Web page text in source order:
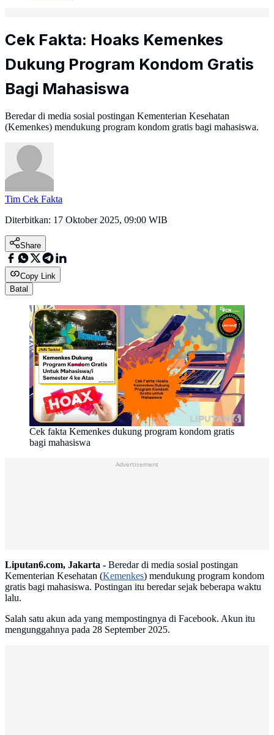
Cek Fakta: Hoaks Kemenkes
Dukung Program Kondom Gratis
Bagi Mahasiswa
Beredar di media sosial postingan Kementerian Kesehatan
(Kemenkes) mendukung program kondom gratis bagi mahasiswa.
Tim Cek Fakta
Diterbitkan: 17 Oktober 2025, 09:00 WIB
Share
Copy Link
Batal
Cek fakta Kemenkes dukung program kondom gratis
bagi mahasiswa
Advertisement
Liputan6.com, Jakarta - Beredar di media sosial postingan
Kementerian Kesehatan (Kemenkes) mendukung program kondom
gratis bagi mahasiswa. Postingan itu beredar sejak beberapa waktu
lalu.
Salah satu akun ada yang mempostingnya di Facebook. Akun itu
mengunggahnya pada 28 September 2025.